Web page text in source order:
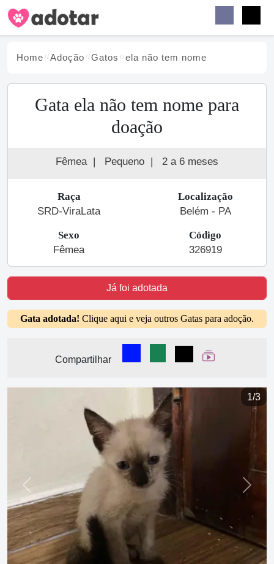
Home Adoção Gatos ela não tem nome
Gata ela não tem nome para
doação
Fêmea | Pequeno | 2 a 6 meses
Raça
SRD-ViraLata
Localização
Belém - PA
Sexo
Fêmea
Código
326919
Já foi adotada
Gata adotada! Clique aqui e veja outros Gatas para adoção.
Compartilhar
Compartilhar no Facebook
Compartilhar no
Compartilhar
Ver Web Story
1/3
Previous Next